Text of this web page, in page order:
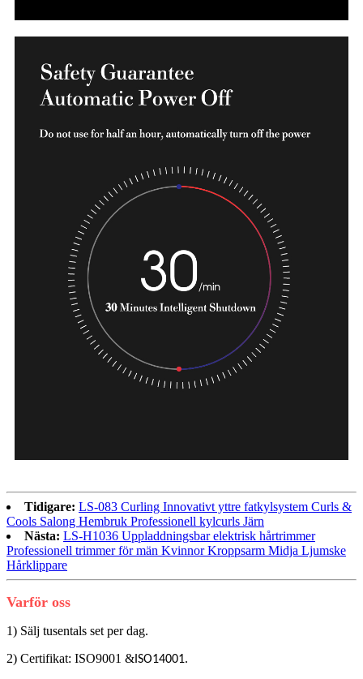
Tidigare: LS-083 Curling Innovativt yttre fatkylsystem Curls &
Cools Salong Hembruk Professionell kylcurls Järn
Nästa: LS-H1036 Uppladdningsbar elektrisk hårtrimmer
Professionell trimmer för män Kvinnor Kroppsarm Midja Ljumske
Hårklippare
Varför oss
1) Sälj tusentals set per dag.
2) Certifikat: ISO9001 & ISO14001.